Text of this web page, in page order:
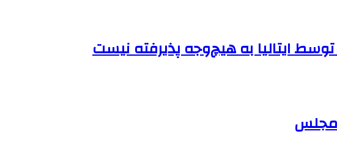
ایتالیا به هیچ‌وجه پذیرفته نیست
مجلس